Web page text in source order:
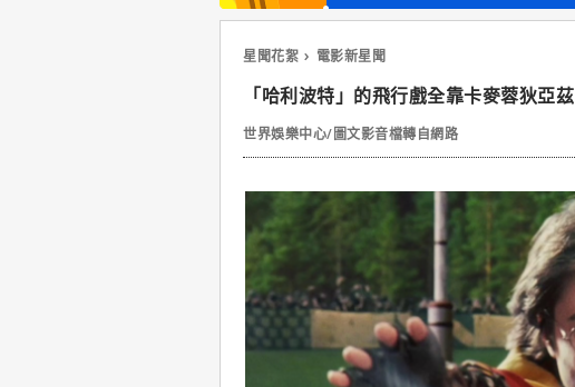
星聞花絮 電影新星聞
「哈利波特」的飛行戲全靠卡麥蓉狄亞茲
世界娛樂中心/圖文影音檔轉自網路